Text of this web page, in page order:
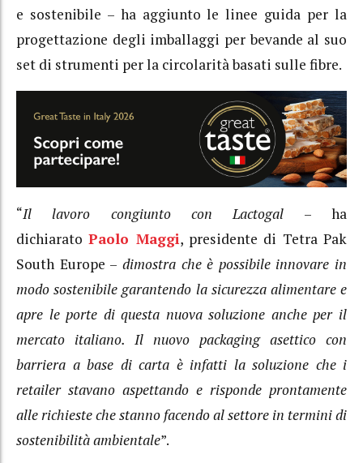
e sostenibile – ha aggiunto le linee guida per la
progettazione degli imballaggi per bevande al suo
set di strumenti per la circolarità basati sulle fibre.
“Il lavoro congiunto con Lactogal – ha
dichiaratoPaolo Maggi, presidente di Tetra Pak
South Europe – dimostra che è possibile innovare in
modo sostenibile garantendo la sicurezza alimentare e
apre le porte di questa nuova soluzione anche per il
mercato italiano. Il nuovo packaging asettico con
barriera a base di carta è infatti la soluzione che i
retailer stavano aspettando e risponde prontamente
alle richieste che stanno facendo al settore in termini di
sostenibilità ambientale”.